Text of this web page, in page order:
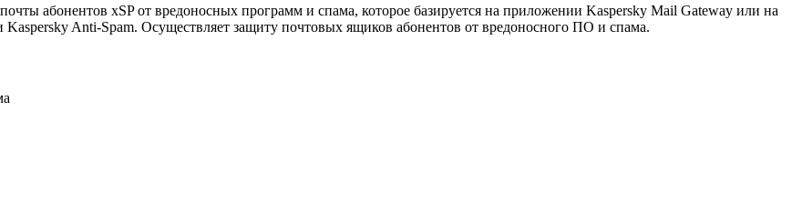
абонентов xSP от вредоносных программ и спама, которое базируется на приложении Kaspersky Mail Gateway или на
Anti-Spam. Осуществляет защиту почтовых ящиков абонентов от вредоносного ПО и спама.